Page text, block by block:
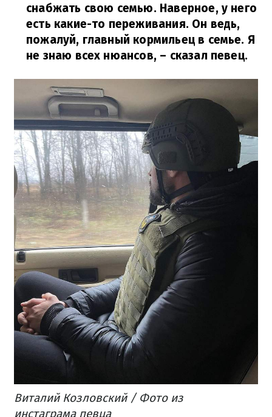
снабжать свою семью. Наверное, у него
есть какие-то переживания. Он ведь,
пожалуй, главный кормильец в семье. Я
не знаю всех нюансов, – сказал певец.
Виталий Козловский / Фото из
инстаграма певца